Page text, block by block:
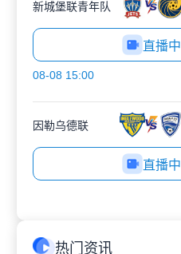
新城堡联青年队
直播中
08-08 15:00
因勒乌德联
直播中
热门资讯